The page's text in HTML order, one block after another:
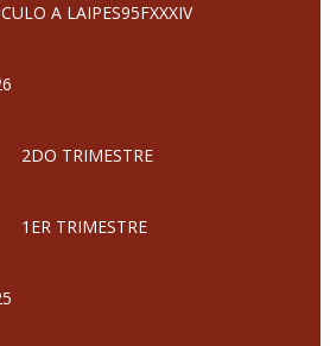
A LAIPES95FXXXIV
2DO TRIMESTRE
1ER TRIMESTRE